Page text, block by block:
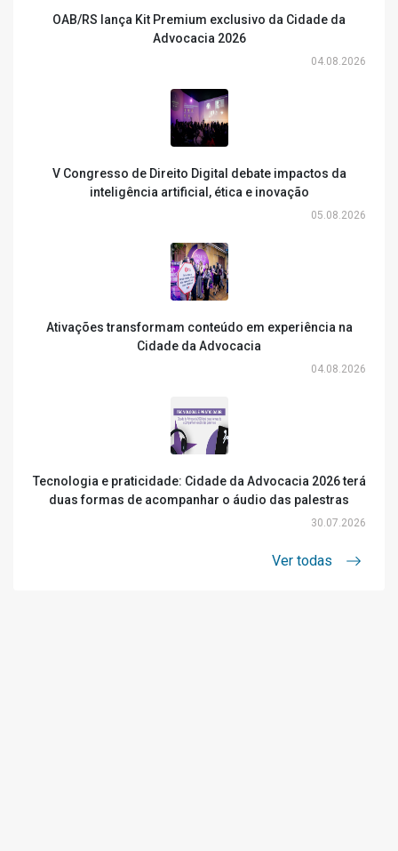
OAB/RS lança Kit Premium exclusivo da Cidade da
Advocacia 2026
04.08.2026
V Congresso de Direito Digital debate impactos da
inteligência artificial, ética e inovação
05.08.2026
Ativações transformam conteúdo em experiência na
Cidade da Advocacia
04.08.2026
Tecnologia e praticidade: Cidade da Advocacia 2026 terá
duas formas de acompanhar o áudio das palestras
30.07.2026
Ver todas